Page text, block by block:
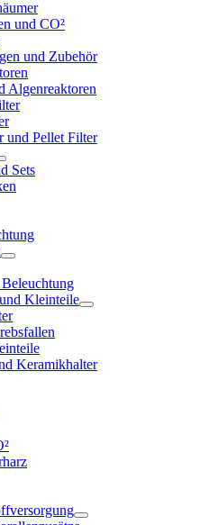
und CO²
und Zubehör
Algenreaktoren
und Pellet Filter
Sets
Kleinteile
Keramikhalter